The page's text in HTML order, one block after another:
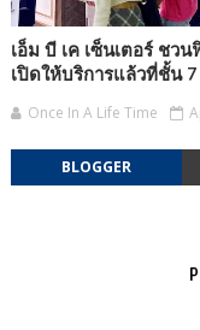
เอ็ม บี เค เซ็นเตอร์ ช
เปิดให้บริการแล้วที่ชั้น 7
Once In A Life Time
BLOGGER